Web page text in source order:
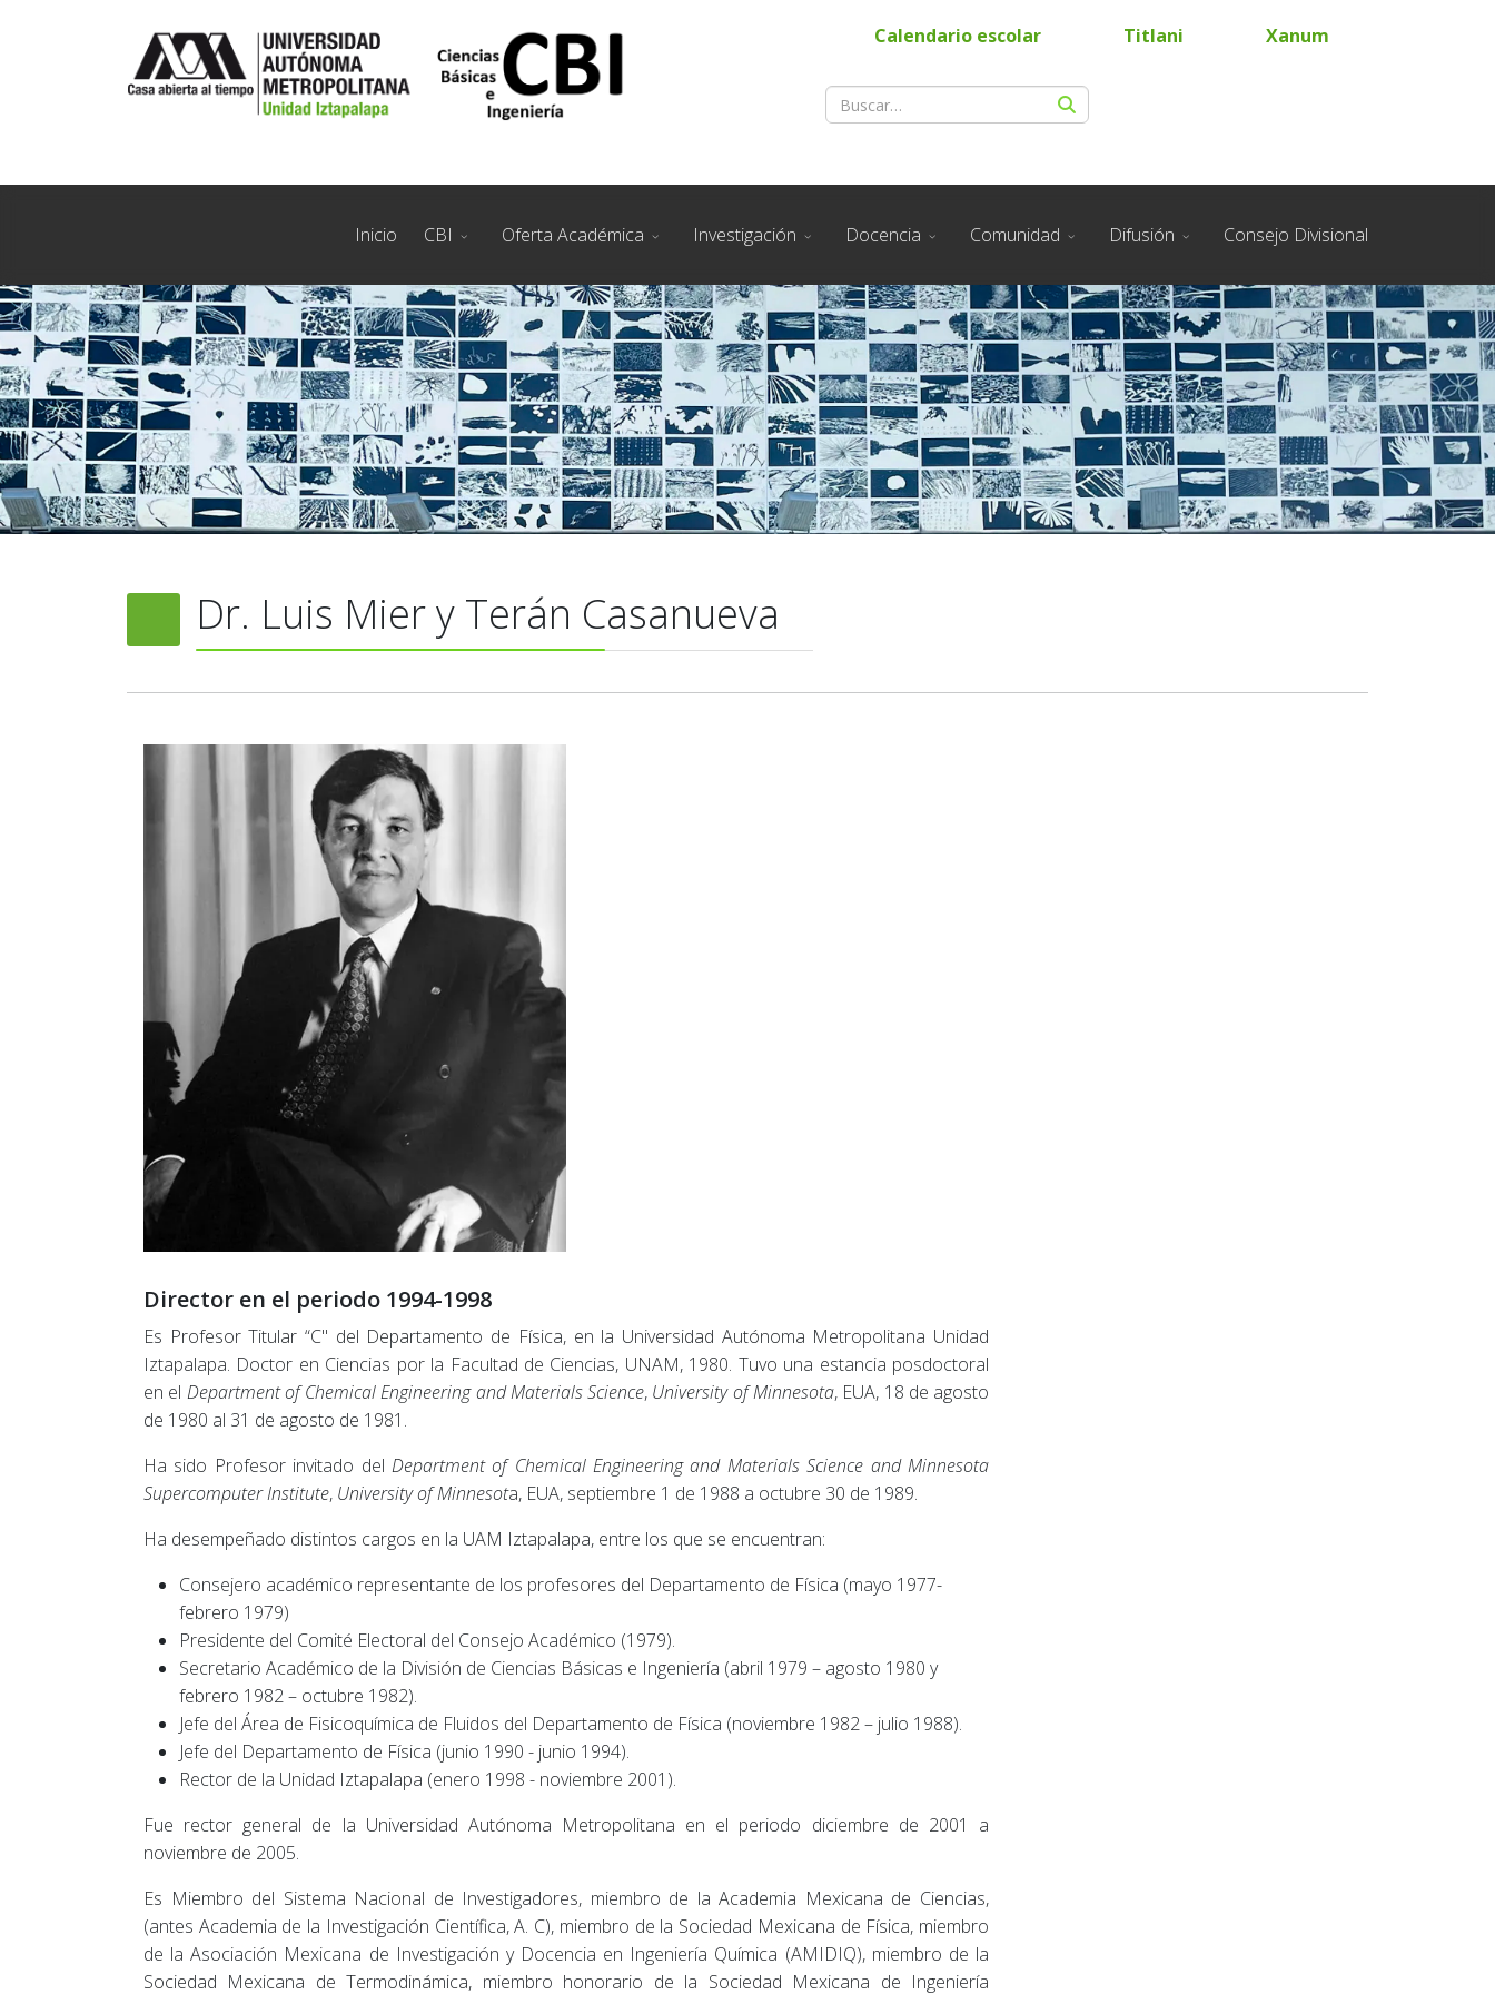
Calendario escolar Titlani Xanum
Inicio CBI Oferta Académica Investigación Docencia Comunidad Difusión Consejo Divisional
Dr. Luis Mier y Terán Casanueva
Director en el periodo 1994-1998
Es Profesor Titular “C" del Departamento de Física, en la Universidad Autónoma Metropolitana Unidad
Iztapalapa. Doctor en Ciencias por la Facultad de Ciencias, UNAM, 1980. Tuvo una estancia posdoctoral
en el Department of Chemical Engineering and Materials Science, University of Minnesota, EUA, 18 de agosto
de 1980 al 31 de agosto de 1981.
Ha sido Profesor invitado del Department of Chemical Engineering and Materials Science and Minnesota
Supercomputer Institute, University of Minnesota, EUA, septiembre 1 de 1988 a octubre 30 de 1989.
Ha desempeñado distintos cargos en la UAM Iztapalapa, entre los que se encuentran:
Consejero académico representante de los profesores del Departamento de Física (mayo 1977-
febrero 1979)
Presidente del Comité Electoral del Consejo Académico (1979).
Secretario Académico de la División de Ciencias Básicas e Ingeniería (abril 1979 – agosto 1980 y
febrero 1982 – octubre 1982).
Jefe del Área de Fisicoquímica de Fluidos del Departamento de Física (noviembre 1982 – julio 1988).
Jefe del Departamento de Física (junio 1990 - junio 1994).
Rector de la Unidad Iztapalapa (enero 1998 - noviembre 2001).
Fue rector general de la Universidad Autónoma Metropolitana en el periodo diciembre de 2001 a
noviembre de 2005.
Es Miembro del Sistema Nacional de Investigadores, miembro de la Academia Mexicana de Ciencias,
(antes Academia de la Investigación Científica, A. C), miembro de la Sociedad Mexicana de Física, miembro
de la Asociación Mexicana de Investigación y Docencia en Ingeniería Química (AMIDIQ), miembro de la
Sociedad Mexicana de Termodinámica, miembro honorario de la Sociedad Mexicana de Ingeniería